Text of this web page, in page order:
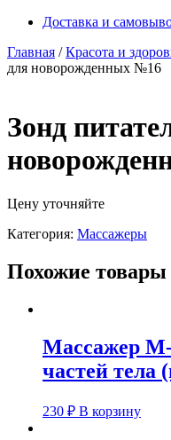
Доставка и
Главная /Красота и
для новорожденных №16
Зонд
Цену уточняйте
Категория: Массажеры
Похожие товары
Массажер М-
частей тела
230 ₽ В корзину